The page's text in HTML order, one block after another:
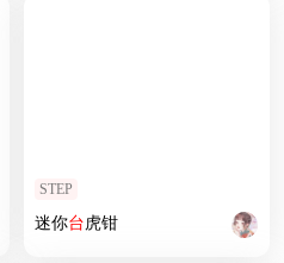
STEP
迷你台虎钳